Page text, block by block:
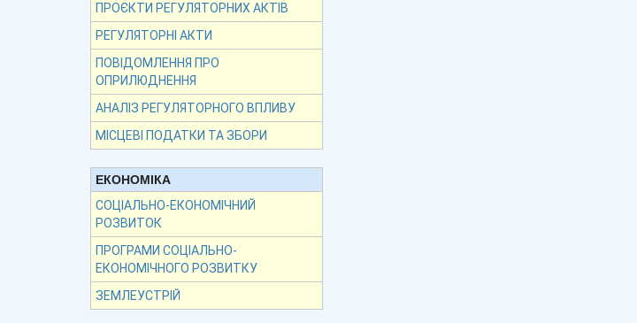
ПРОЄКТИ РЕГУЛЯТОРНИХ АКТІВ
РЕГУЛЯТОРНІ АКТИ
ПОВІДОМЛЕННЯ ПРО
ОПРИЛЮДНЕННЯ
АНАЛІЗ РЕГУЛЯТОРНОГО ВПЛИВУ
МІСЦЕВІ ПОДАТКИ ТА ЗБОРИ
ЕКОНОМІКА
СОЦІАЛЬНО-ЕКОНОМІЧНИЙ
РОЗВИТОК
ПРОГРАМИ СОЦІАЛЬНО-
ЕКОНОМІЧНОГО РОЗВИТКУ
ЗЕМЛЕУСТРІЙ